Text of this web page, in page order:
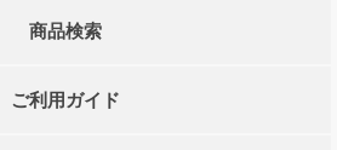
商品検索
ご利用ガイド